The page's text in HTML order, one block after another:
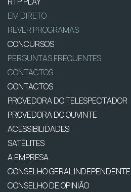
EM DIRETO
REVER PROGRAMAS
CONCURSOS
PERGUNTAS FREQUENTES
CONTACTOS
CONTACTOS
PROVEDORA DO TELESPECTADOR
PROVEDORA DO OUVINTE
ACESSIBILIDADES
SATÉLITES
A EMPRESA
CONSELHO GERAL INDEPENDENTE
CONSELHO DE OPINIÃO